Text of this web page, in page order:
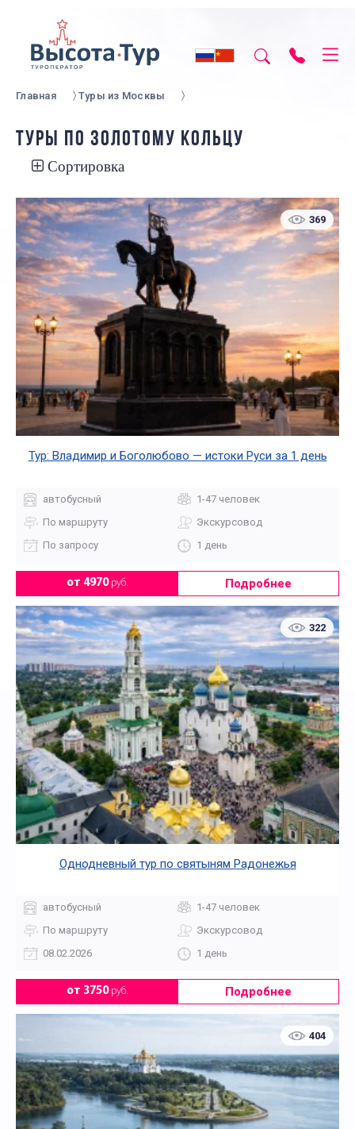
Главная Туры из Москвы
ТУРЫ ПО ЗОЛОТОМУ КОЛЬЦУ
Сортировка
369
Тур: Владимир и Боголюбово — истоки Руси за 1 день
автобусный
1-47 человек
По маршруту
Экскурсовод
По запросу
1 день
от 4970руб. Подробнее
322
Однодневный тур по святыням Радонежья
автобусный
1-47 человек
По маршруту
Экскурсовод
08.02.2026
1 день
от 3750руб. Подробнее
404